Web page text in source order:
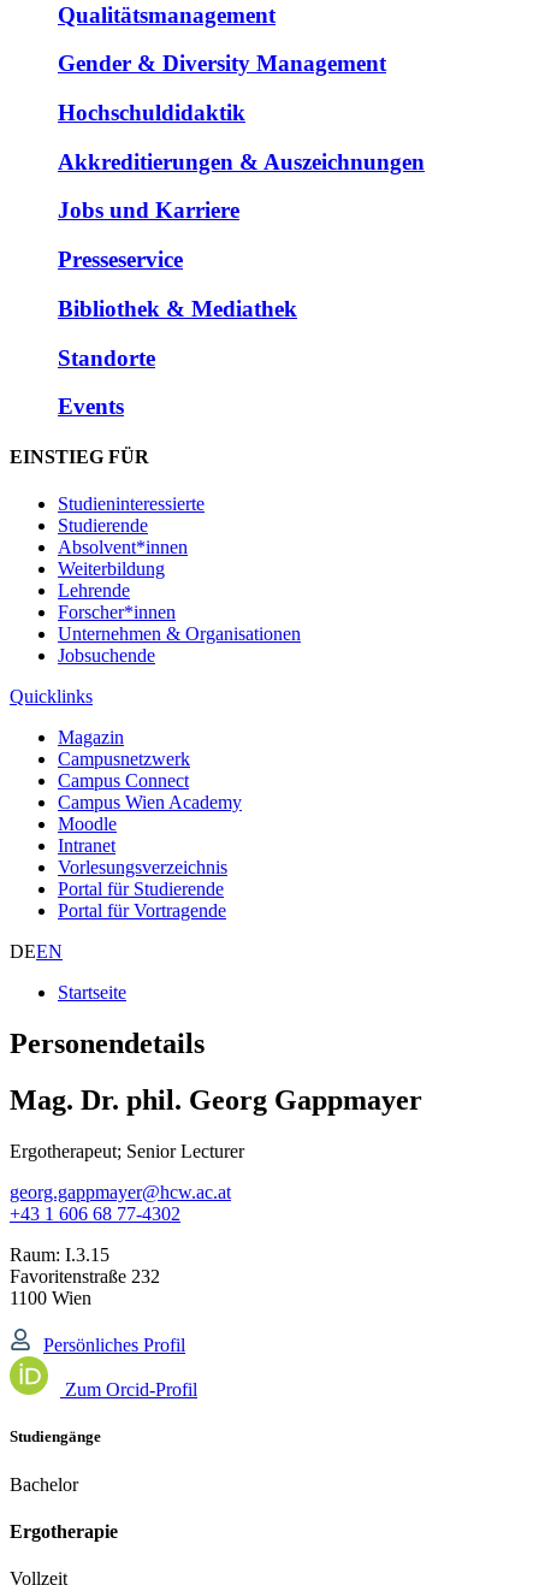
Qualitätsmanagement
Gender & Diversity Management
Hochschuldidaktik
Akkreditierungen & Auszeichnungen
Jobs und Karriere
Presseservice
Bibliothek & Mediathek
Standorte
Events
EINSTIEG FÜR
Studieninteressierte
Studierende
Absolvent*innen
Weiterbildung
Lehrende
Forscher*innen
Unternehmen & Organisationen
Jobsuchende
Quicklinks
Magazin
Campusnetzwerk
Campus Connect
Campus Wien Academy
Moodle
Intranet
Vorlesungsverzeichnis
Portal für Studierende
Portal für Vortragende
DEEN
Startseite
Personendetails
Mag. Dr. phil. Georg Gappmayer
Ergotherapeut; Senior Lecturer
georg.gappmayer@hcw.ac.at
+43 1 606 68 77-4302
Raum: I.3.15
Favoritenstraße 232
1100 Wien
Persönliches Profil
Zum Orcid-Profil
Studiengänge
Bachelor
Ergotherapie
Vollzeit